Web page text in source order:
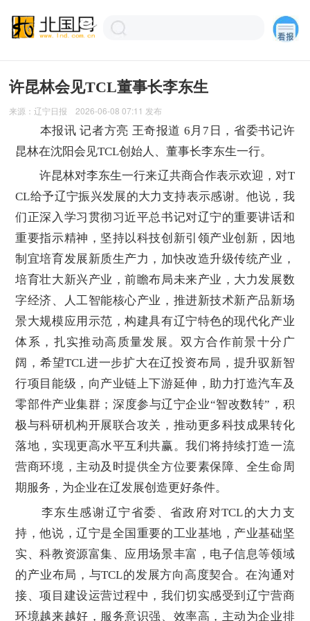
许昆林会见TCL董事长李东生
来源：辽宁日报 2026-06-08 07:11 发布
本报讯 记者方亮 王奇报道 6月7日，省委书记许
昆林在沈阳会见TCL创始人、董事长李东生一行。
许昆林对李东生一行来辽共商合作表示欢迎，对T
CL给予辽宁振兴发展的大力支持表示感谢。他说，我
们正深入学习贯彻习近平总书记对辽宁的重要讲话和
重要指示精神，坚持以科技创新引领产业创新，因地
制宜培育发展新质生产力，加快改造升级传统产业，
培育壮大新兴产业，前瞻布局未来产业，大力发展数
字经济、人工智能核心产业，推进新技术新产品新场
景大规模应用示范，构建具有辽宁特色的现代化产业
体系，扎实推动高质量发展。双方合作前景十分广
阔，希望TCL进一步扩大在辽投资布局，提升驭新智
行项目能级，向产业链上下游延伸，助力打造汽车及
零部件产业集群；深度参与辽宁企业“智改数转”，积
极与科研机构开展联合攻关，推动更多科技成果转化
落地，实现更高水平互利共赢。我们将持续打造一流
营商环境，主动及时提供全方位要素保障、全生命周
期服务，为企业在辽发展创造更好条件。
李东生感谢辽宁省委、省政府对TCL的大力支
持，他说，辽宁是全国重要的工业基地，产业基础坚
实、科教资源富集、应用场景丰富，电子信息等领域
的产业布局，与TCL的发展方向高度契合。在沟通对
接、项目建设运营过程中，我们切实感受到辽宁营商
环境越来越好，服务意识强、效率高，主动为企业排